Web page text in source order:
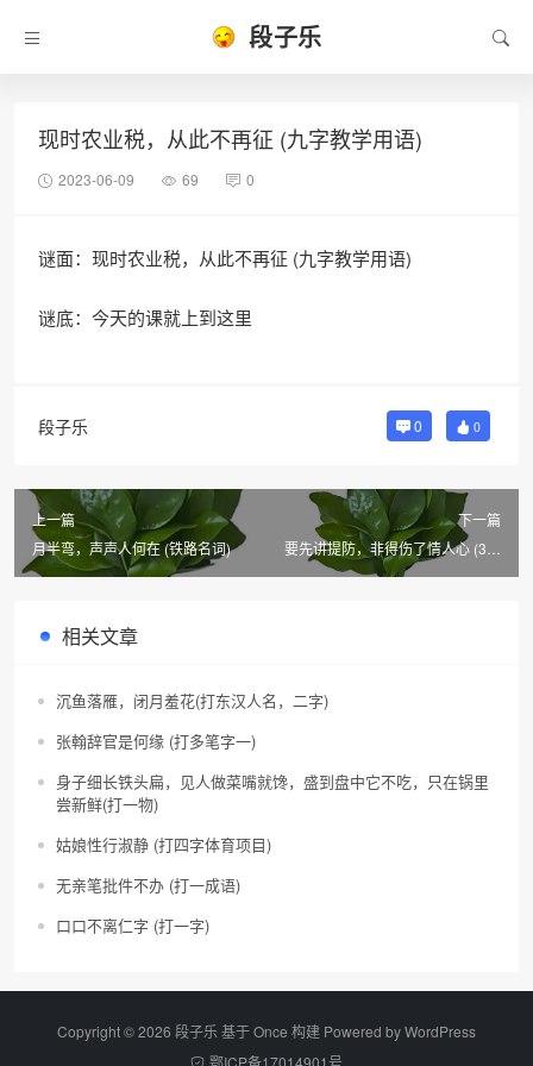
段子乐
现时农业税，从此不再征 (九字教学用语)
2023-06-09 69 0
谜面：现时农业税，从此不再征 (九字教学用语)
谜底：今天的课就上到这里
段子乐 0 0
上一篇
月半弯，声声人何在 (铁路名词)
下一篇
要先讲提防，非得伤了情人心 (3字
秩序维护用语)
相关文章
沉鱼落雁，闭月羞花(打东汉人名，二字)
张翰辞官是何缘 (打多笔字一)
身子细长铁头扁，见人做菜嘴就馋，盛到盘中它不吃，只在锅里
尝新鲜(打一物)
姑娘性行淑静 (打四字体育项目)
无亲笔批件不办 (打一成语)
口口不离仁字 (打一字)
Copyright © 2026 段子乐 基于 Once 构建 Powered byWordPress
鄂ICP备17014901号